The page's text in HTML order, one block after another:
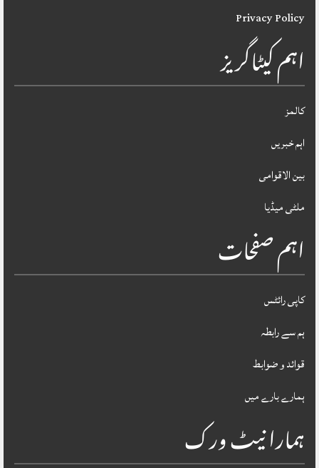
Privacy Policy
اہم کیٹاگریز
کالمز
اہم خبریں
بین الاقوامی
ملٹی میڈیا
اہم صفحات
کاپی رائٹس
ہم سے رابطہ
قوائد و ضوابط
ہمارے بارے میں
ہمارا نیٹ ورک